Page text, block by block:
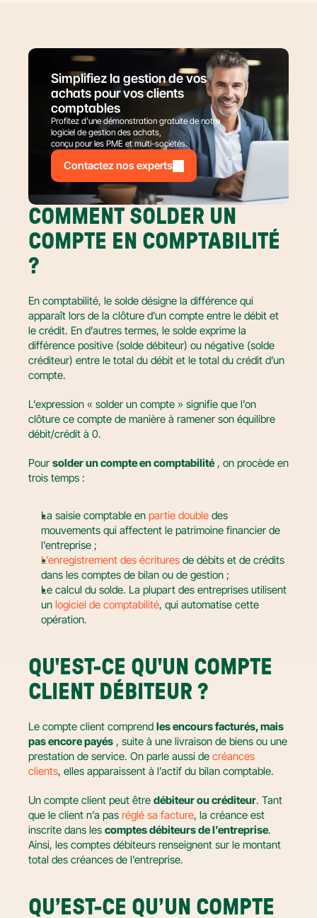
Simplifiez la gestion de vos
achats pour vos clients
comptables
Profitez d’une démonstration gratuite de notre
logiciel de gestion des achats,
conçu pour les PME et multi-sociétés.
Contactez nos experts
COMMENT SOLDER UN
COMPTE EN COMPTABILITÉ
?
En comptabilité, le solde désigne la différence qui
apparaît lors de la clôture d’un compte entre le débit et
le crédit. En d’autres termes, le solde exprime la
différence positive (solde débiteur) ou négative (solde
créditeur) entre le total du débit et le total du crédit d’un
compte.
L’expression « solder un compte » signifie que l’on
clôture ce compte de manière à ramener son équilibre
débit/crédit à 0.
Pour solder un compte en comptabilité , on procède en
trois temps :
La saisie comptable en partie double des
mouvements qui affectent le patrimoine financier de
l’entreprise ;
L’enregistrement des écritures de débits et de crédits
dans les comptes de bilan ou de gestion ;
Le calcul du solde. La plupart des entreprises utilisent
un logiciel de comptabilité, qui automatise cette
opération.
QU'EST-CE QU'UN COMPTE
CLIENT DÉBITEUR ?
Le compte client comprend les encours facturés, mais
pas encore payés , suite à une livraison de biens ou une
prestation de service. On parle aussi de créances
clients, elles apparaissent à l’actif du bilan comptable.
Un compte client peut être débiteur ou créditeur. Tant
que le client n’a pas réglé sa facture, la créance est
inscrite dans les comptes débiteurs de l’entreprise.
Ainsi, les comptes débiteurs renseignent sur le montant
total des créances de l’entreprise.
QU’EST-CE QU’UN COMPTE